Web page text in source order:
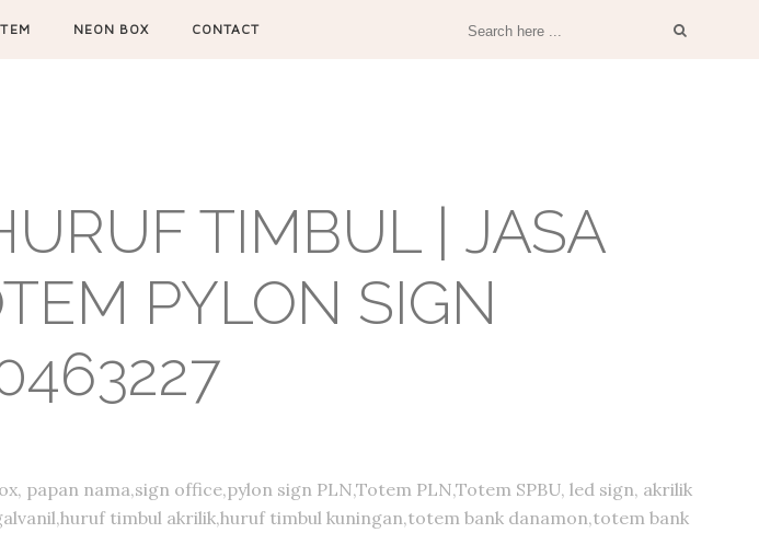
NEON BOX CONTACT
TIMBUL | JASA
PYLON SIGN
nama,sign office,pylon sign PLN,Totem PLN,Totem SPBU, led sign, akrilik
timbul akrilik,huruf timbul kuningan,totem bank danamon,totem bank